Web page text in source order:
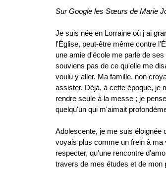
Sur Google les Sœurs de Marie
Je suis née en Lorraine où j ai
l'Église, peut-être même contre
une amie d'école me parle de
souviens pas de ce qu'elle me
voulu y aller. Ma famille, non
assister. Déjà, à cette époque, je
rendre seule à la messe ; je
quelqu'un qui m'aimait
Adolescente, je me suis éloignée
voyais plus comme un frein à
respecter, qu'une rencontre
travers de mes études et de mon